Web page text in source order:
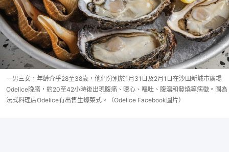
一男三女，年齡介乎28至38歲，他們分別於1月31日及2月1日在沙田新城市廣場
Odelice晚膳，約20至42小時後出現腹痛、噁心、嘔吐、腹瀉和發燒等病徵。圖為
法式料理店Odelice有出售生蠔菜式。（Odelice Facebook圖片）